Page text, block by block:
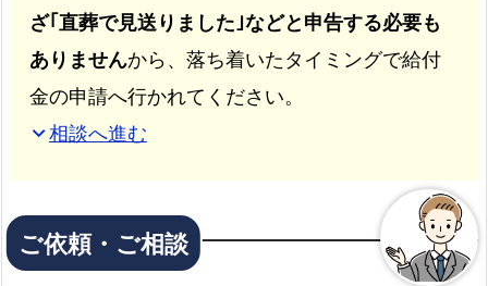
ざ｢直葬で見送りました｣などと申告する必要も
ありませんから、落ち着いたタイミングで給付
金の申請へ行かれてください。
expand_more相談へ進む